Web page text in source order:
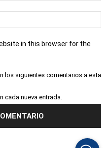
in this browser for the
los siguientes comentarios a esta
cada nueva entrada.